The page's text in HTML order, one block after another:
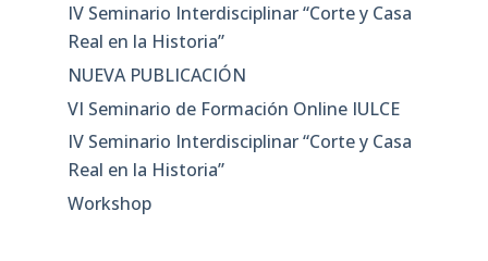
IV Seminario Interdisciplinar “Corte y Casa
Real en la Historia”
NUEVA PUBLICACIÓN
VI Seminario de Formación Online IULCE
IV Seminario Interdisciplinar “Corte y Casa
Real en la Historia”
Workshop